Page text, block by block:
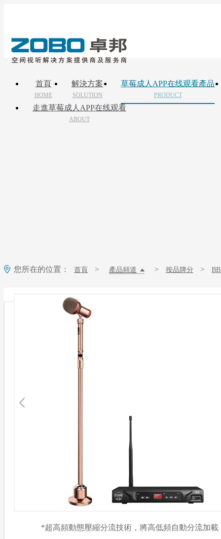
首頁
HOME
解決方案
SOLUTION
草莓成人APP在线观看產品
PRODUCT
走進草莓成人APP在线观看
ABOUT
您所在的位置： 首頁 > 產品頻道 > 按品牌分 >
*超高頻動態壓縮分流技術，將高低頻自動分流加載